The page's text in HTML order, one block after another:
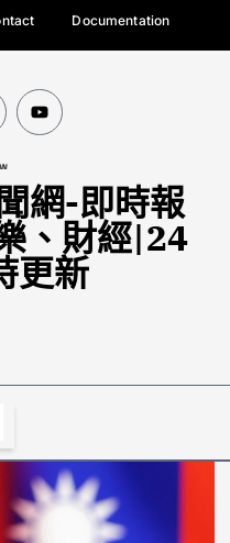
Documentation
網-即時報
、財經|24
更新